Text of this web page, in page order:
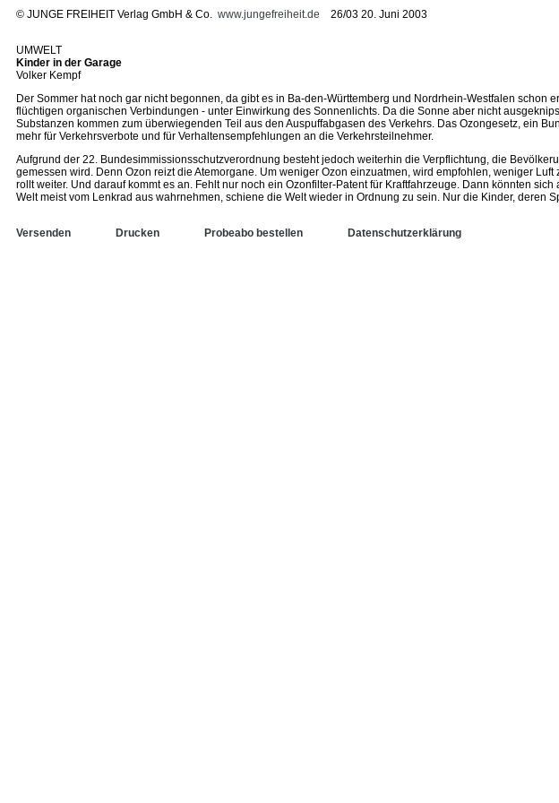
© JUNGE FREIHEIT Verlag GmbH & Co. www.jungefreiheit.de 26/03 20. Juni 2003
UMWELT
Kinder in der Garage
Volker Kempf
Der Sommer hat noch gar nicht begonnen, da gibt es in Ba-den-Württemberg und Nordrhein-Westfalen
flüchtigen organischen Verbindungen - unter Einwirkung des Sonnenlichts. Da die Sonne aber nicht
Substanzen kommen zum überwiegenden Teil aus den Auspuffabgasen des Verkehrs. Das Ozongesetz, ein
mehr für Verkehrsverbote und für Verhaltensempfehlungen an die Verkehrsteilnehmer.
Aufgrund der 22. Bundesimmissionsschutzverordnung besteht jedoch weiterhin die Verpflichtung, die
gemessen wird. Denn Ozon reizt die Atemorgane. Um weniger Ozon einzuatmen, wird empfohlen, weniger
rollt weiter. Und darauf kommt es an. Fehlt nur noch ein Ozonfilter-Patent für Kraftfahrzeuge. Dann könnten
Welt meist vom Lenkrad aus wahrnehmen, schiene die Welt wieder in Ordnung zu sein. Nur die Kinder,
Versenden Drucken Probeabo bestellen Datenschutzerklärung